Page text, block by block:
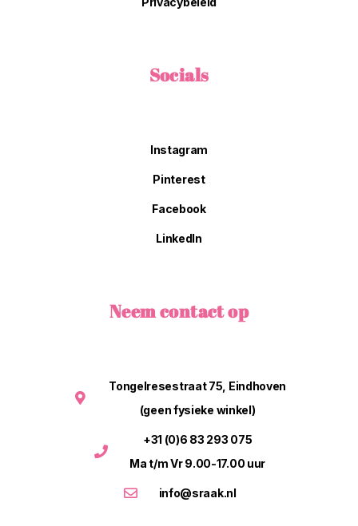
Socials
Instagram
Pinterest
Facebook
LinkedIn
Neem contact op
Tongelresestraat 75, Eindhoven
(geen fysieke winkel)
+31 (0)6 83 293 075
Ma t/m Vr 9.00-17.00 uur
info@sraak.nl